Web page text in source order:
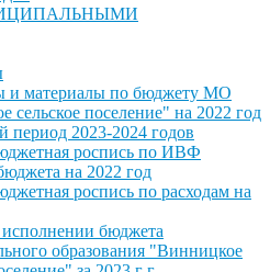
и материалы по бюджету МО
сельское поселение" на 2022 год
период 2023-2024 годов
роспись по ИВФ
на 2022 год
роспись по расходам на
бюджета
образования "Винницкое